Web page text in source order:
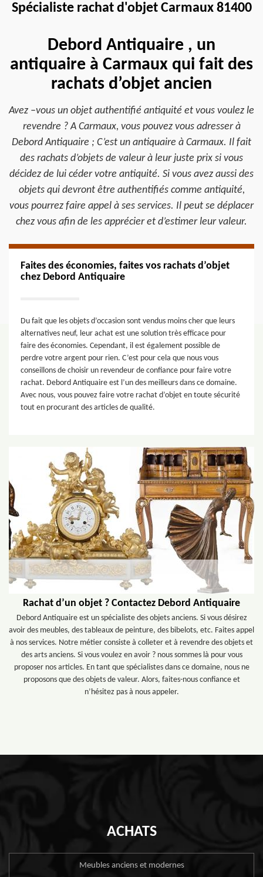
Spécialiste rachat d'objet Carmaux 81400
Debord Antiquaire , un
antiquaire à Carmaux qui fait des
rachats d’objet ancien
Avez –vous un objet authentifié antiquité et vous voulez le
revendre ? A Carmaux, vous pouvez vous adresser à
Debord Antiquaire ; C’est un antiquaire à Carmaux. Il fait
des rachats d’objets de valeur à leur juste prix si vous
décidez de lui céder votre antiquité. Si vous avez aussi des
objets qui devront être authentifiés comme antiquité,
vous pourrez faire appel à ses services. Il peut se déplacer
chez vous afin de les apprécier et d’estimer leur valeur.
Faites des économies, faites vos rachats d’objet
chez Debord Antiquaire
Du fait que les objets d’occasion sont vendus moins cher que leurs
alternatives neuf, leur achat est une solution très efficace pour
faire des économies. Cependant, il est également possible de
perdre votre argent pour rien. C’est pour cela que nous vous
conseillons de choisir un revendeur de confiance pour faire votre
rachat. Debord Antiquaire est l’un des meilleurs dans ce domaine.
Avec nous, vous pouvez faire votre rachat d’objet en toute sécurité
tout en procurant des articles de qualité.
Rachat d’un objet ? Contactez Debord Antiquaire
Debord Antiquaire est un spécialiste des objets anciens. Si vous désirez
avoir des meubles, des tableaux de peinture, des bibelots, etc. Faites appel
à nos services. Notre métier consiste à colleter et à revendre des objets et
des arts anciens. Si vous voulez en avoir ? nous sommes là pour vous
proposer nos articles. En tant que spécialistes dans ce domaine, nous ne
proposons que des objets de valeur. Alors, faites-nous confiance et
n’hésitez pas à nous appeler.
ACHATS
Meubles anciens et modernes